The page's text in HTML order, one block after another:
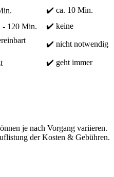
✔️ ca. 10 Min.
- 120 Min. ✔️ keine
✔️ nicht notwendig
✔️ geht immer
je nach Vorgang variieren.
der Kosten & Gebühren.